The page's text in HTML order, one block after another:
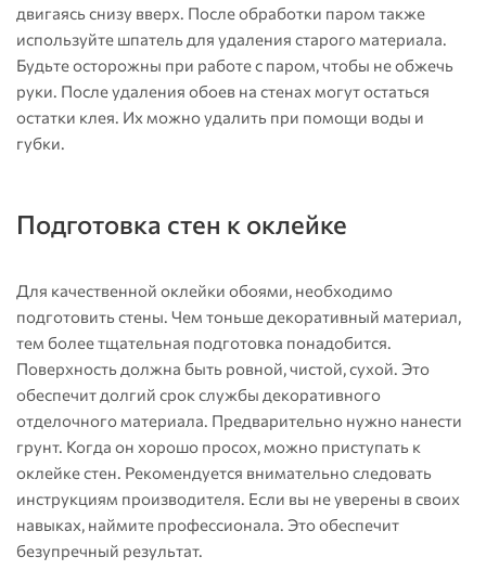
двигаясь снизу вверх. После обработки паром также
используйте шпатель для удаления старого материала.
Будьте осторожны при работе с паром, чтобы не обжечь
руки. После удаления обоев на стенах могут остаться
остатки клея. Их можно удалить при помощи воды и
губки.
Подготовка стен к оклейке
Для качественной оклейки обоями, необходимо
подготовить стены. Чем тоньше декоративный материал,
тем более тщательная подготовка понадобится.
Поверхность должна быть ровной, чистой, сухой. Это
обеспечит долгий срок службы декоративного
отделочного материала. Предварительно нужно нанести
грунт. Когда он хорошо просох, можно приступать к
оклейке стен. Рекомендуется внимательно следовать
инструкциям производителя. Если вы не уверены в своих
навыках, наймите профессионала. Это обеспечит
безупречный результат.